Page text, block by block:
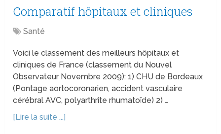
Comparatif hôpitaux et cliniques
Santé
Voici le classement des meilleurs hôpitaux et
cliniques de France (classement du Nouvel
Observateur Novembre 2009): 1) CHU de Bordeaux
(Pontage aortocoronarien, accident vasculaire
cérébral AVC, polyarthrite rhumatoïde) 2) …
[Lire la suite ...]